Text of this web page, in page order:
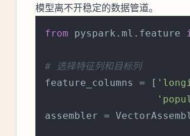
模型离不开稳定的数据管道。
from pyspark.ml.feature
# 选择特征列和目标列
feature_columns = [
assembler =